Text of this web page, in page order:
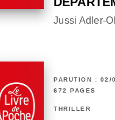
Jussi Adler-
PARUTION : 02/
672 PAGES
THRILLER